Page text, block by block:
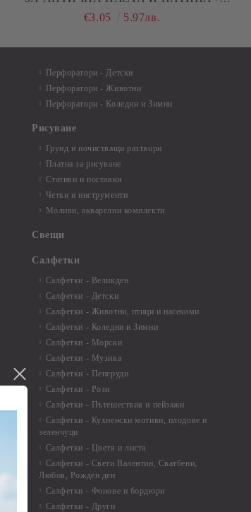
30МЛ.
€3.05 5.97лв.
Перфоратори - Детски
Перфоратори - Животни
Перфоратори - Коледни и Зимни
Рисуване
Грунд и почистващи разтвори
Платна за рисуване
Стативи и поставки
Четки и инструменти
Моливи, акварелни комплекти
Свещи
Салфетки
Салфетки - Великден
Салфетки - Детски
Салфетки - Животни, птици и насекоми
Салфетки - Коледни и Зимни
Салфетки - Морски
Салфетки - Музика
Салфетки - Пеперуди
Салфетки - Рози
Салфетки - Пътешествия и пейзажи
Салфетки - Кухненски мотиви, плодове и
зеленчуци
Салфетки - Цветя и листа
Салфетки - Свети Валентин, Сватбени,
Любов, Рожден ден
Салфетки - Фонове и бордюри
Салфетки - Други